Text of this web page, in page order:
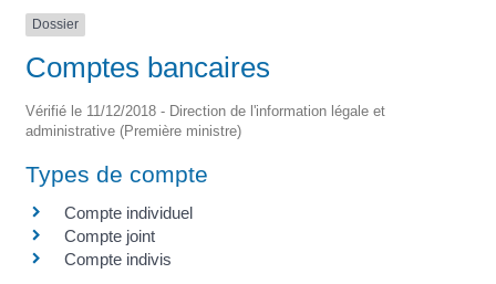
Dossier
Comptes bancaires
Vérifié le 11/12/2018 - Direction de l'information légale et
administrative (Première ministre)
Types de compte
Compte individuel
Compte joint
Compte indivis